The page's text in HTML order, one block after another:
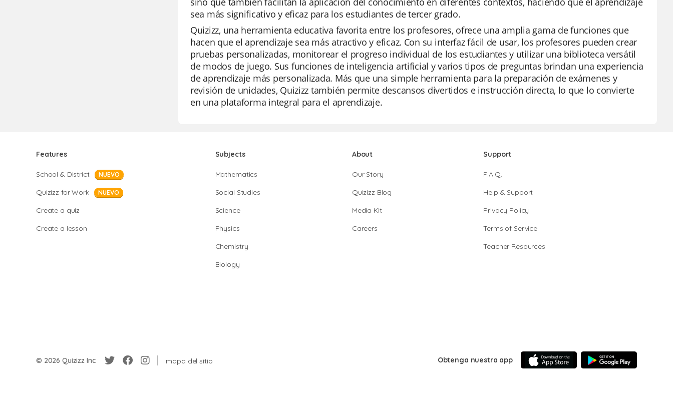
sea más significativo y eficaz para los estudiantes de tercer grado.
Quizizz, una herramienta educativa favorita entre los profesores, ofrece una amplia gama de funciones que
hacen que el aprendizaje sea más atractivo y eficaz. Con su interfaz fácil de usar, los profesores pueden crear
pruebas personalizadas, monitorear el progreso individual de los estudiantes y utilizar una biblioteca versátil
de modos de juego. Sus funciones de inteligencia artificial y varios tipos de preguntas brindan una experiencia
de aprendizaje más personalizada. Más que una simple herramienta para la preparación de exámenes y
revisión de unidades, Quizizz también permite descansos divertidos e instrucción directa, lo que lo convierte
en una plataforma integral para el aprendizaje.
Features
School & District NUEVO
Quizizz for Work NUEVO
Create a quiz
Create a lesson
Subjects
Mathematics
Social Studies
Science
Physics
Chemistry
Biology
About
Our Story
Quizizz Blog
Media Kit
Careers
Support
F.A.Q.
Help & Support
Privacy Policy
Terms of Service
Teacher Resources
© 2026 Quizizz Inc. mapa del sitio Obtenga nuestra app